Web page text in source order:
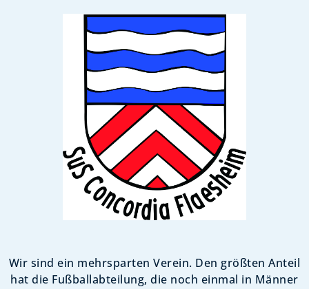
Wir sind ein mehrsparten Verein. Den größten Anteil
hat die Fußballabteilung, die noch einmal in Männer